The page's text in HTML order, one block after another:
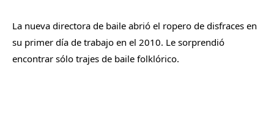
La nueva directora de baile abrió el ropero de disfraces en
su primer día de trabajo en el 2010. Le sorprendió
encontrar sólo trajes de baile folklórico.